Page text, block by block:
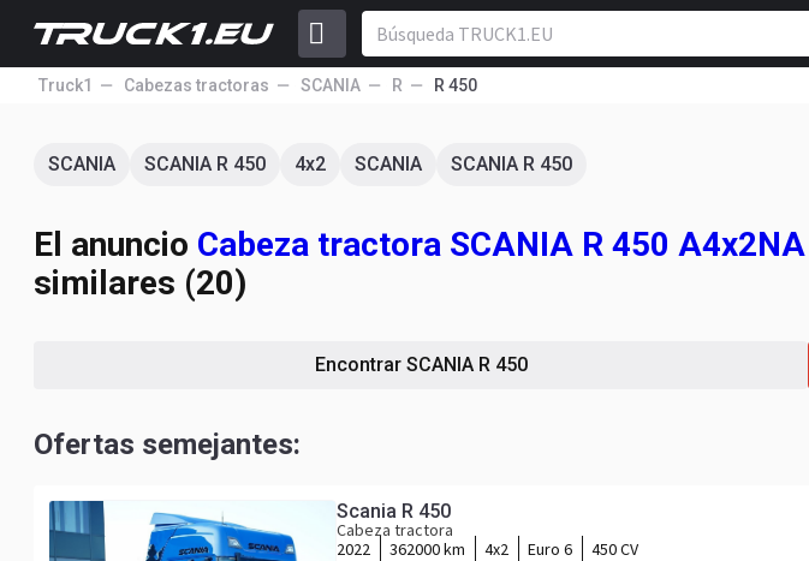
Truck1 Cabezas tractoras SCANIA R R 450
SCANIA SCANIA R 450 4x2 SCANIA SCANIA R 450
El anuncio Cabeza tractora SCANIA R 450 A4x2NA
similares (20)
Encontrar SCANIA R 450
Ofertas semejantes:
Scania R 450
Cabeza tractora
2022
362000 km 4x2 Euro 6
450 CV